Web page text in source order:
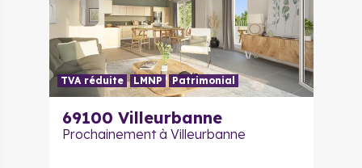
TVA réduite LMNP Patrimonial
69100 Villeurbanne
Prochainement à Villeurbanne